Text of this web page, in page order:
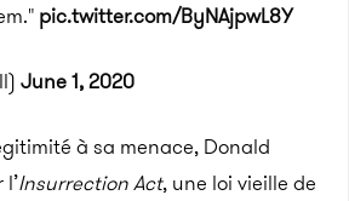
pic.twitter.com/ByNAjpwL8Y
June 1, 2020
à sa menace, Donald
Insurrection Act, une loi vieille de